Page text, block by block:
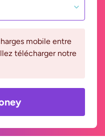
mobile entre
télécharger notre